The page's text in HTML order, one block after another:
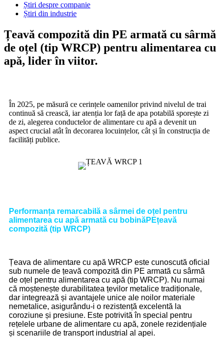
Știri despre companie
Știri din industrie
Țeavă compozită din PE armată cu sârmă
de oțel (tip WRCP) pentru alimentarea cu
apă, lider în viitor.
În 2025, pe măsură ce cerințele oamenilor privind nivelul de trai
continuă să crească, iar atenția lor față de apa potabilă sporește zi
de zi, alegerea conductelor de alimentare cu apă a devenit un
aspect crucial atât în ​​decorarea locuințelor, cât și în construcția de
facilități publice.
Performanța remarcabilă a sârmei de oțel pentru
alimentarea cu apă armată cu bobinăPEțeavă
compozită (tip WRCP)
Țeava de alimentare cu apă WRCP este cunoscută oficial
sub numele de țeavă compozită din PE armată cu sârmă
de oțel pentru alimentarea cu apă (tip WRCP). Nu numai
că moștenește durabilitatea țevilor metalice tradiționale,
dar integrează și avantajele unice ale noilor materiale
nemetalice, asigurându-i o rezistență excelentă la
coroziune și presiune. Este potrivită în special pentru
rețelele urbane de alimentare cu apă, zonele rezidențiale
și scenariile de transport industrial al apei.